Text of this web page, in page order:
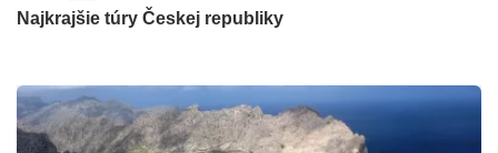
Najkrajšie túry Českej republiky